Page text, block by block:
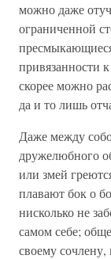
можно даже
ограниченной
привязанности
скорее можно
да и то лишь
Даже между
дружелюбного
или змей
плавают бок о
нисколько не
самом себе;
своему